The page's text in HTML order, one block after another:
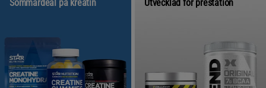
Sommardeal på kreatin Utvecklad för prestation